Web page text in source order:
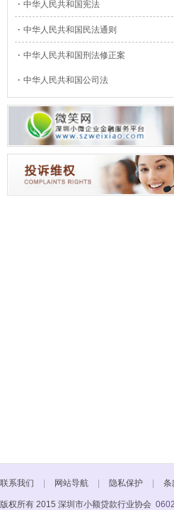
中华人民共和国宪法
中华人民共和国民法通则
中华人民共和国刑法修正案
中华人民共和国公司法
联系我们 网站导航 隐私保护 条
版权所有 2015 深圳市小额贷款行业协会